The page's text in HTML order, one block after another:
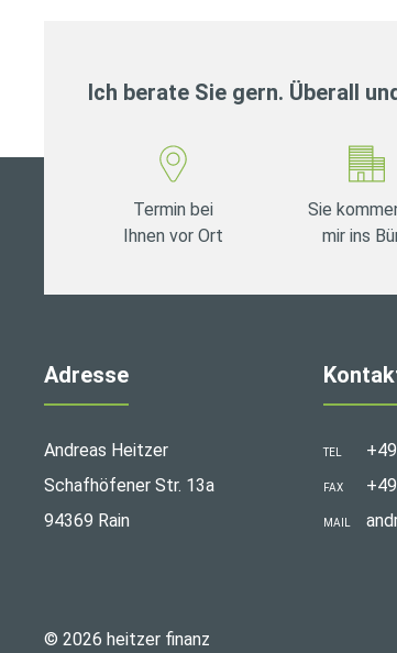
Ich berate Sie gern. Überall
Termin bei
Ihnen vor Ort
Sie
mir ins
Adresse
Andreas Heitzer
Schafhöfener Str. 13a
94369 Rain
TEL
FAX
MAIL
© 2026 heitzer finanz